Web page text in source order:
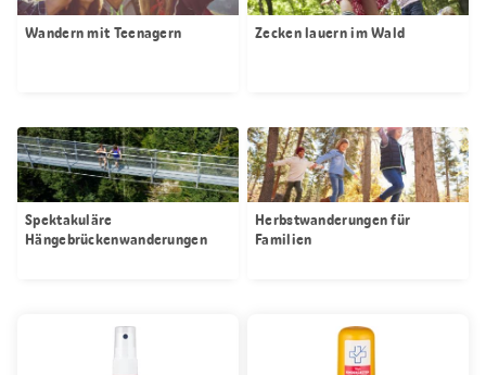
Wandern mit Teenagern Zecken lauern im Wald
Spektakuläre
Hängebrückenwanderungen
Herbstwanderungen für
Familien